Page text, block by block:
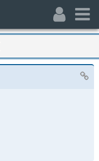
身份別主